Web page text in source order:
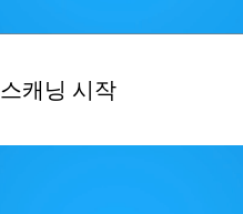
스캐닝 시작